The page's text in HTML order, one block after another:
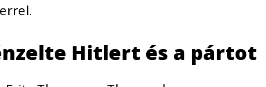
Hitlert és a pártot